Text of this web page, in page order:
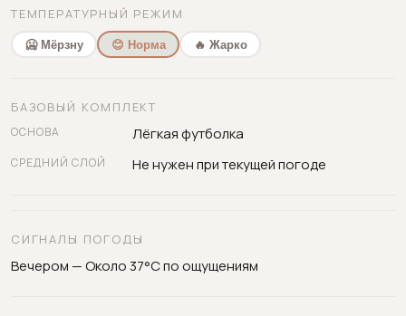
ТЕМПЕРАТУРНЫЙ РЕЖИМ
🥶 Мёрзну 😊 Норма 🔥 Жарко
БАЗОВЫЙ КОМПЛЕКТ
ОСНОВА Лёгкая футболка
СРЕДНИЙ СЛОЙ Не нужен при текущей погоде
СИГНАЛЫ ПОГОДЫ
Вечером — Около 37°C по ощущениям